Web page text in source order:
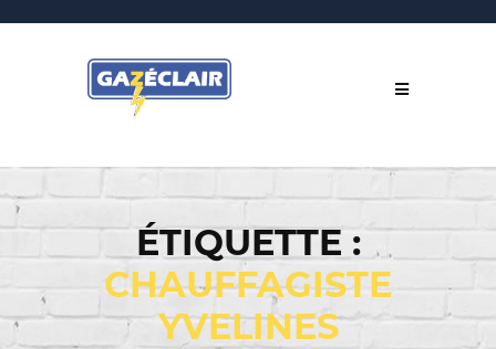
ÉTIQUETTE :
CHAUFFAGISTE
YVELINES